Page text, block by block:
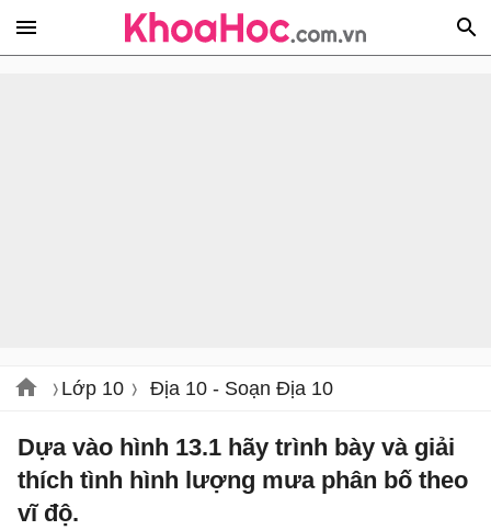
Lớp 10 Địa 10 - Soạn Địa 10
Dựa vào hình 13.1 hãy trình bày và giải
thích tình hình lượng mưa phân bố theo
vĩ độ.